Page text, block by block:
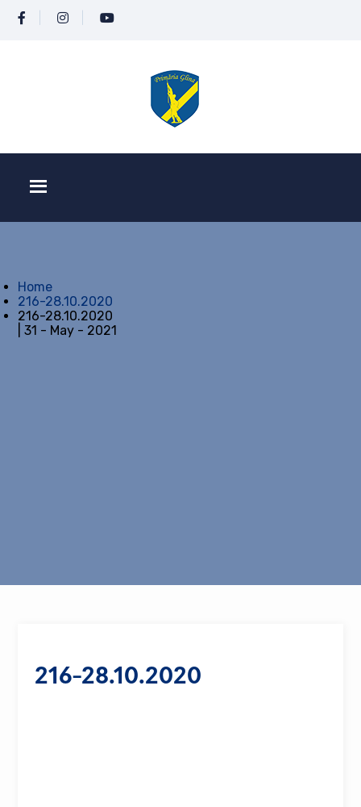
Home
216-28.10.2020
216-28.10.2020
| 31 - May - 2021
216-28.10.2020